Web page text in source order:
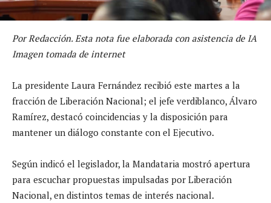
Por Redacción. Esta nota fue elaborada con asistencia de IA
Imagen tomada de internet
La presidente Laura Fernández recibió este martes a la
fracción de Liberación Nacional; el jefe verdiblanco, Álvaro
Ramírez, destacó coincidencias y la disposición para
mantener un diálogo constante con el Ejecutivo.
Según indicó el legislador, la Mandataria mostró apertura
para escuchar propuestas impulsadas por Liberación
Nacional, en distintos temas de interés nacional.